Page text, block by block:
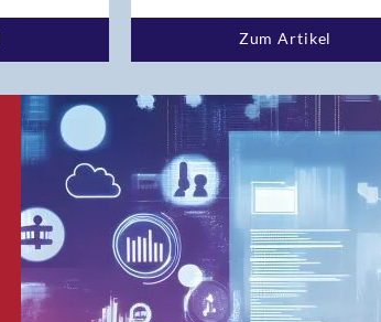
Birsfelden
Bolligen
Bonaduz
Bonstetten
Bottighofen
Bremgarten bei Bern
Brig-Glis
Zum Artikel